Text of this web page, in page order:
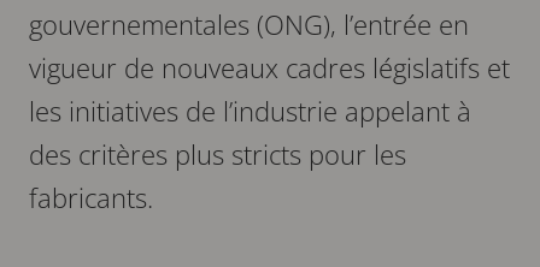
gouvernementales (ONG), l’entrée en
vigueur de nouveaux cadres législatifs et
les initiatives de l’industrie appelant à
des critères plus stricts pour les
fabricants.